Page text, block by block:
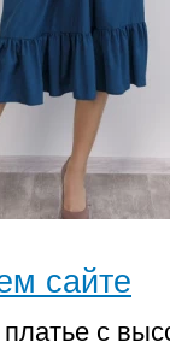
сайте
с